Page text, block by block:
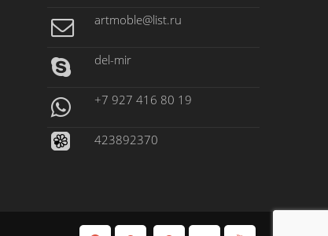
artmoble@list.ru
del-mir
+7 927 416 80 19
423892370